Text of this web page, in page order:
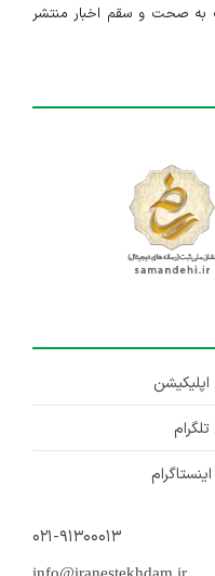
به صحت و سقم اخبار منتشر
۰۲۱-۹۱۳۰۰۰۱۳
info@iranestekhdam.ir